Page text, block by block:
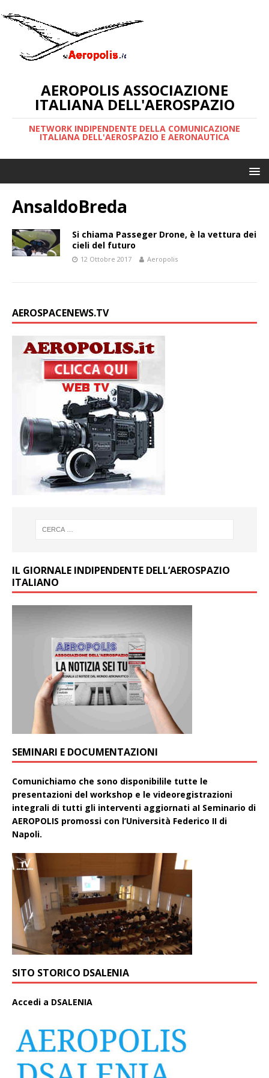
AEROPOLIS ASSOCIAZIONE
ITALIANA DELL'AEROSPAZIO
NETWORK INDIPENDENTE DELLA COMUNICAZIONE
ITALIANA DELL'AEROSPAZIO E AERONAUTICA
AnsaldoBreda
Si chiama Passeger Drone, è la vettura dei
cieli del futuro
12 Ottobre 2017 Aeropolis
AEROSPACENEWS.TV
IL GIORNALE INDIPENDENTE DELL’AEROSPAZIO
ITALIANO
SEMINARI E DOCUMENTAZIONI
Comunichiamo che sono disponibilile tutte le
presentazioni del workshop e le videoregistrazioni
integrali di tutti gli interventi aggiornati aI Seminario di
AEROPOLIS promossi con l’Università Federico II di
Napoli.
SITO STORICO DSALENIA
Accedi a DSALENIA